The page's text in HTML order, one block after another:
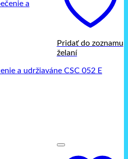
Pridať do zoznamu
želaní
a udržiaváne CSC 052 E